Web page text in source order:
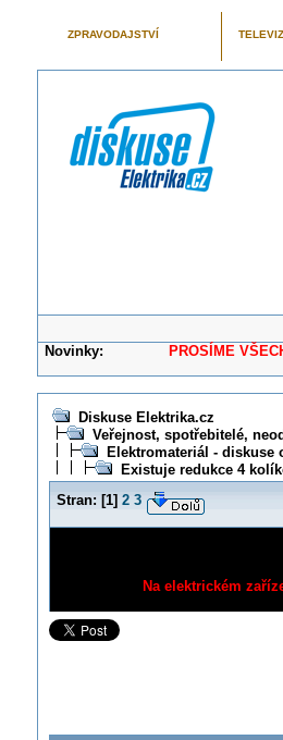
ZPRAVODAJSTVÍ
Novinky: PROSÍME VŠECHNY
Diskuse Elektrika.cz
Veřejnost, spotřebitelé,
Elektromateriál -
Existuje redukce 4
Stran: [1] 2 3
Na elektrickém